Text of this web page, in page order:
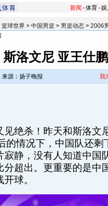
新闻 -体育-
篮球世界 > 中国男篮 > 男篮动态 > 2006
斯洛文尼 亚王仕
来源：扬子晚报 我
杀！昨天和斯洛文
的情况下，中国队还
寂静，没有人知道中国
分超出。更重要的是中
球。